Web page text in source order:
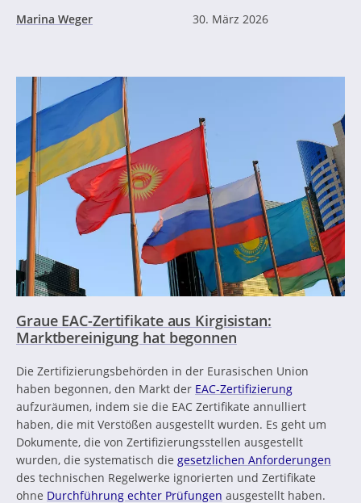
Marina Weger
30. März 2026
Graue EAC-Zertifikate aus Kirgisistan:
Marktbereinigung hat begonnen
Die Zertifizierungsbehörden in der Eurasischen Union
haben begonnen, den Markt der EAC-Zertifizierung
aufzuräumen, indem sie die EAC Zertifikate annulliert
haben, die mit Verstößen ausgestellt wurden. Es geht um
Dokumente, die von Zertifizierungsstellen ausgestellt
wurden, die systematisch die gesetzlichen Anforderungen
des technischen Regelwerke ignorierten und Zertifikate
ohne Durchführung echter Prüfungen ausgestellt haben.